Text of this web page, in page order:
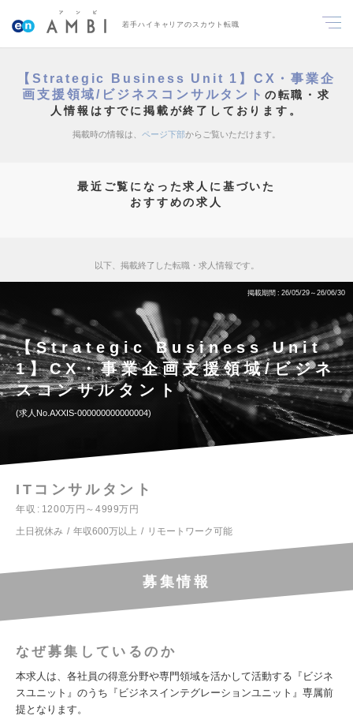
若手ハイキャリアのスカウト転職
【Strategic Business Unit 1】CX・事業企
画支援領域/ビジネスコンサルタント の転職・求
人情報はすでに掲載が終了しております。
掲載時の情報は、 ページ下部からご覧いただけます。
最近ご覧になった求人に基づいた
おすすめの求人
以下、掲載終了した転職・求人情報です。
掲載期間 26/05/29～26/06/30
【Strategic Business Unit
1】CX・事業企画支援領域/ビジネ
スコンサルタント
求人No.AXXIS-000000000000004
ITコンサルタント
年収
1200万円～4999万円
土日祝休み
年収600万以上 リモートワーク可能
募集情報
なぜ募集しているのか
本求人は、各社員の得意分野や専門領域を活かして活動する『ビジネ
スユニット』のうち『ビジネスインテグレーションユニット』専属前
提となります。